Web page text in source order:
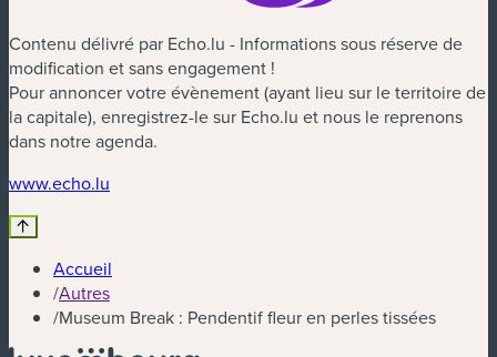
Contenu délivré par Echo.lu - Informations sous réserve de
modification et sans engagement !
Pour annoncer votre évènement (ayant lieu sur le territoire de
la capitale), enregistrez-le sur Echo.lu et nous le reprenons
dans notre agenda.
www.echo.lu
Accueil
/Autres
/Museum Break : Pendentif fleur en perles tissées